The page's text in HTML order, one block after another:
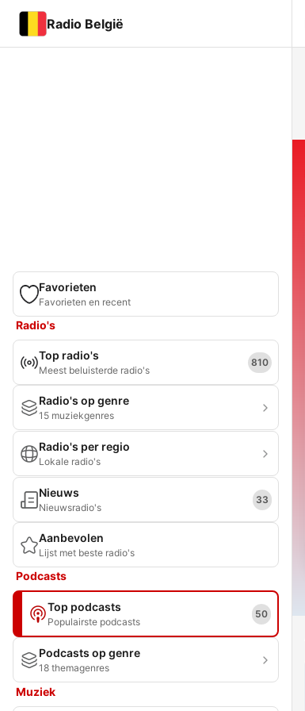
Radio België
Favorieten
Favorieten en recent
Radio's
Top radio's
Meest beluisterde radio's
810
Radio's op genre
15 muziekgenres
Radio's per regio
Lokale radio's
Nieuws
Nieuwsradio's
33
Aanbevolen
Lijst met beste radio's
Podcasts
Top podcasts
Populairste podcasts
50
Podcasts op genre
18 themagenres
Muziek